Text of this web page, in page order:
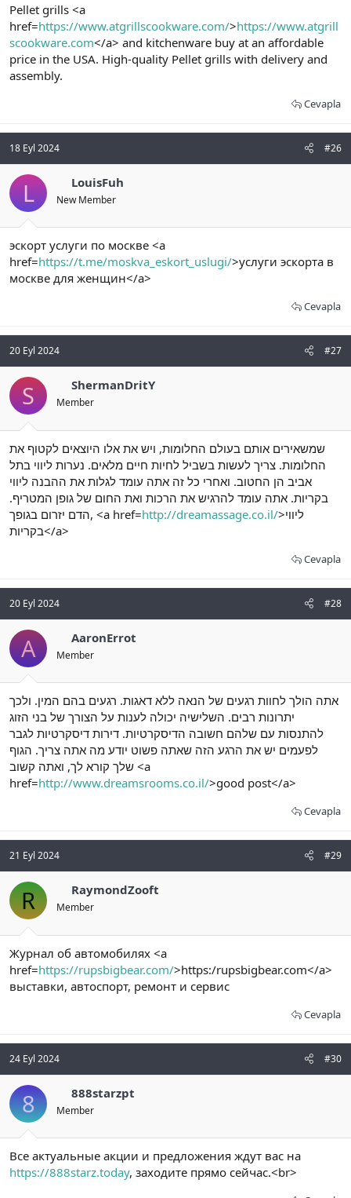
Pellet grills <a
href=https://www.atgrillscookware.com/>https://www.atgrill
scookware.com</a> and kitchenware buy at an affordable
price in the USA. High-quality Pellet grills with delivery and
assembly.
Cevapla
18 Eyl 2024 #26
L LouisFuh
New Member
эскорт услуги по москве <a
href=https://t.me/moskva_eskort_uslugi/>услуги эскорта в
москве для женщин</a>
Cevapla
20 Eyl 2024 #27
S ShermanDritY
Member
שמשאירים אותם בעולם החלומות, ויש את אלו היוצאים לקטוף את
החלומות. צריך לעשות בשביל לחיות חיים מלאים. נערות ליווי בתל
אביב הן החטוב. ואחרי כל זה אתה עומד לגלות את ההבנה ליווי
בקריות. אתה עומד להרגיש את הרכות ואת החום של גופן המטריף.
הדם יזרום בגופך, <a href=http://dreamassage.co.il/>ליווי
בקריות</a>
Cevapla
20 Eyl 2024 #28
A AaronErrot
Member
אתה הולך לחוות רגעים של הנאה ללא דאגות. רגעים בהם המין. ולכך
יתרונות רבים. השלישיה יכולה לענות על הצורך של בני הזוג
להתנסות עם שלהם חשובה הדיסקרטיות. דירות דיסקרטיות לגבר
לפעמים יש את הרגע הזה שאתה פשוט יודע מה אתה צריך. הגוף
שלך קורא לך, ואתה קשוב <a
href=http://www.dreamsrooms.co.il/>good post</a>
Cevapla
21 Eyl 2024 #29
R RaymondZooft
Member
Журнал об автомобилях <a
href=https://rupsbigbear.com/>https:/rupsbigbear.com</a>
выставки, автоспорт, ремонт и сервис
Cevapla
24 Eyl 2024 #30
8 888starzpt
Member
Все актуальные акции и предложения ждут вас на
https://888starz.today, заходите прямо сейчас.<br>